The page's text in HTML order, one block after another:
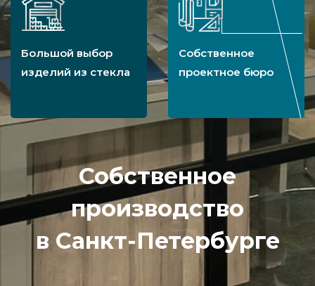
Большой выбор
изделий из стекла
Собственное
проектное бюро
Собственное
производство
в Санкт-Петербурге